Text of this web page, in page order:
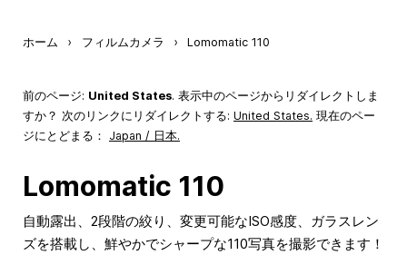
ホーム › フィルムカメラ › Lomomatic 110
前のページ: United States. 表示中のページからリダイレクトしま
すか？ 次のリンクにリダイレクトする: United States. 現在のペー
ジにとどまる： Japan / 日本.
Lomomatic 110
自動露出、2段階の絞り、変更可能なISO感度、ガラスレン
ズを搭載し、鮮やかでシャープな110写真を撮影できます！